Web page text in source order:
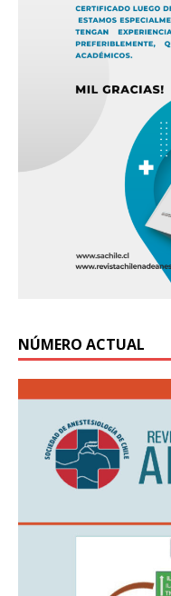
NÚMERO ACTUAL